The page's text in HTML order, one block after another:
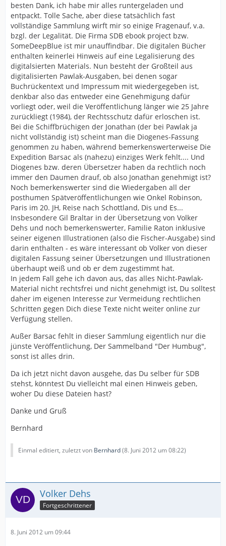
besten Dank, ich habe mir alles runtergeladen und
entpackt. Tolle Sache, aber diese tatsächlich fast
vollständige Sammlung wirft mir so einige Fragenauf, v.a.
bzgl. der Legalität. Die Firma SDB ebook project bzw.
SomeDeepBlue ist mir unauffindbar. Die digitalen Bücher
enthalten keinerlei Hinweis auf eine Legalisierung des
digitalsierten Materials. Nun besteht der Großteil aus
digitalisierten Pawlak-Ausgaben, bei denen sogar
Buchrückentext und Impressum mit wiedergegeben ist,
denkbar also das entweder eine Genehmigung dafür
vorliegt oder, weil die Veröffentlichung länger wie 25 Jahre
zurückliegt (1984), der Rechtsschutz dafür erloschen ist.
Bei die Schiffbrüchigen der Jonathan (der bei Pawlak ja
nicht vollständig ist) scheint man die Diogenes-Fassung
genommen zu haben, während bemerkenswerterweise Die
Expedition Barsac als (nahezu) einziges Werk fehlt.... Und
Diogenes bzw. deren Übersetzer haben da rechtlich noch
immer den Daumen drauf, ob also Jonathan genehmigt ist?
Noch bemerkenswerter sind die Wiedergaben all der
posthumen Spätveröffentlichungen wie Onkel Robinson,
Paris im 20. JH, Reise nach Schottland, Dis und Es...
Insbesondere Gil Braltar in der Übersetzung von Volker
Dehs und noch bemerkenswerter, Familie Raton inklusive
seiner eigenen Illustrationen (also die Fischer-Ausgabe) sind
darin enthalten - es wäre interessant ob Volker von dieser
digitalen Fassung seiner Übersetzungen und Illustrationen
überhaupt weiß und ob er dem zugestimmt hat.
In jedem Fall gehe ich davon aus, das alles Nicht-Pawlak-
Material nicht rechtsfrei und nicht genehmigt ist, Du solltest
daher im eigenen Interesse zur Vermeidung rechtlichen
Schritten gegen Dich diese Texte nicht weiter online zur
Verfügung stellen.
Außer Barsac fehlt in dieser Sammlung eigentlich nur die
jünste Veröffentlichung, Der Sammelband "Der Humbug",
sonst ist alles drin.
Da ich jetzt nicht davon ausgehe, das Du selber für SDB
stehst, könntest Du vielleicht mal einen Hinweis geben,
woher Du diese Dateien hast?
Danke und Gruß
Bernhard
Einmal editiert, zuletzt von Bernhard(8. Juni 2012 um 08:22)
Volker Dehs
Fortgeschrittener
8. Juni 2012 um 09:44